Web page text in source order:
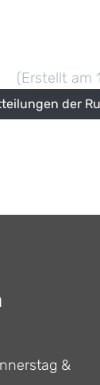
(Erstellt am
der
&